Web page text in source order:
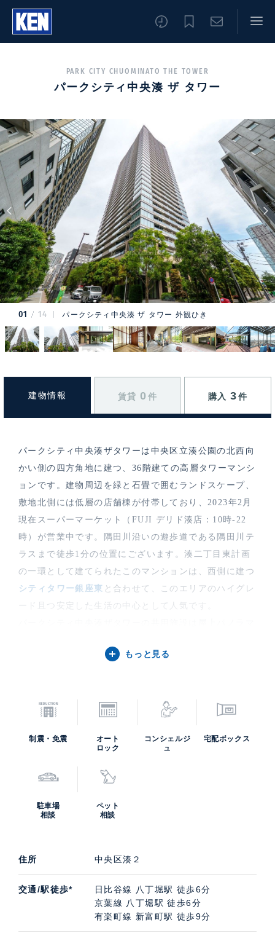
PARK CITY CHUOMINATO THE TOWER
パークシティ中央湊 ザ タワー
01 14 パークシティ中央湊 ザ タワー 外観ひき
建物情報 賃貸 0 件 購入 3 件
パークシティ中央湊ザタワーは中央区立湊公園の北西向
かい側の四方角地に建つ、36階建ての高層タワーマンシ
ョンです。建物周辺を緑と石畳で囲むランドスケープ、
敷地北側には低層の店舗棟が付帯しており、2023年2月
現在スーパーマーケット（FUJI デリド湊店：10時-22
時）が営業中です。隅田川沿いの遊歩道である隅田川テ
ラスまで徒歩1分の位置にございます。湊二丁目東計画
の一環として建てられたこのマンションは、西側に建つ
シティタワー銀座東 と合わせて、このエリアのハイグレ
ード且つ安定した生活の中心として人気です。
ンジ・リバービューラウンジ・リバーガーデン・スタデ
を享受できる充実した物件です。駐車場は132台。
山手線「東京駅」徒歩20分という好アクセス。「都心に
住む」という言葉が似合うタワーマンションとなってお
えております。三井不動産レジデンシャルの提供するマ
ンションブランドシリーズ「パークシティ」の一作で
ケン・コーポレーションにお任せください。担当は銀座
す・売る）に際しての価格・賃料などお気軽にご連絡い
ただければ幸いです。
もっと見る
制震・免震
オート
ロック
コンシェルジ
ュ
宅配ボックス
駐車場
相談
ペット
相談
住所 中央区湊２
交通/駅徒歩*
日比谷線 八丁堀駅 徒歩6分
京葉線 八丁堀駅 徒歩6分
有楽町線 新富町駅 徒歩9分